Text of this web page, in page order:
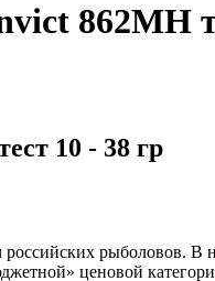
862MH
10 - 38 гр
рыболовов. В
ценовой